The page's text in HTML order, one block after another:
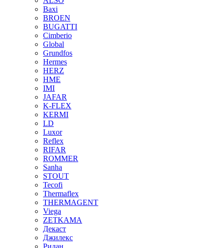
Baxi
BROEN
BUGATTI
Cimberio
Global
Grundfos
Hermes
HERZ
HME
IMI
JAFAR
K-FLEX
KERMI
LD
Luxor
Reflex
RIFAR
ROMMER
Sanha
STOUT
Tecofi
Thermaflex
THERMAGENT
Viega
ZETKAMA
Декаст
Джилекс
Ридан